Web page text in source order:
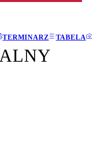
TERMINARZ TABELA